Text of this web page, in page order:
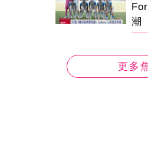
潮
更多